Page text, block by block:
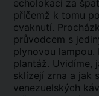
echolokací za
přičemž k tomu
cvaknutí.
průvodcem s
plynovou lampou.
plantáž. Uvidíme,
sklízejí zrna a jak
venezuelských